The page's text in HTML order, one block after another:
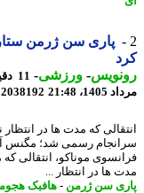
پاری سن ژرمن ستاره
-ورزشی-
21:48
82038192
که مدت ها در انتظار
رسمی شد؛ مگنس
موناکو، انتقالی که
ها در انتظار ...
سن ژرمن -هافبک هجومی-